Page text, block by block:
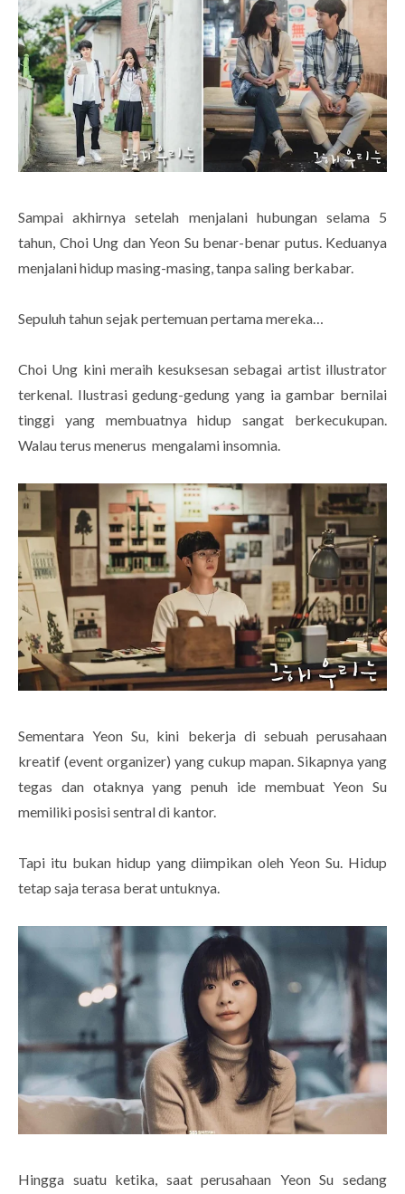
Sampai akhirnya setelah menjalani hubungan selama 5
tahun, Choi Ung dan Yeon Su benar-benar putus. Keduanya
menjalani hidup masing-masing, tanpa saling berkabar.
Sepuluh tahun sejak pertemuan pertama mereka…
Choi Ung kini meraih kesuksesan sebagai artist illustrator
terkenal. Ilustrasi gedung-gedung yang ia gambar bernilai
tinggi yang membuatnya hidup sangat berkecukupan.
Walau terus menerus mengalami insomnia.
Sementara Yeon Su, kini bekerja di sebuah perusahaan
kreatif (event organizer) yang cukup mapan. Sikapnya yang
tegas dan otaknya yang penuh ide membuat Yeon Su
memiliki posisi sentral di kantor.
Tapi itu bukan hidup yang diimpikan oleh Yeon Su. Hidup
tetap saja terasa berat untuknya.
Hingga suatu ketika, saat perusahaan Yeon Su sedang